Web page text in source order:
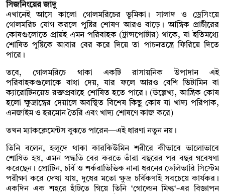
সিজনিংয়ের জাদু
এখানেই আসে কালো গোলমরিচের ভূমিকা। সালাদ ও ড্রেসিংয়ে
গোলমরিচ যোগ করলে পুষ্টির শোষণ আরও বাড়ে। আন্ত্রিক প্রাচীরের
কোষগুলোতে প্রায়ই এমন পরিবাহক (ট্রান্সপোর্টার) থাকে, যা ইতিমধ্যে
শোষিত পুষ্টিকে আবার বের করে দিয়ে তা পাচনতন্ত্রে ফিরিয়ে দিতে
পারে।
তবে, গোলমরিচে থাকা একটি রাসায়নিক উপাদান এই
পরিবাহকগুলোকে বাধা দেয়, যার ফলে আরও বেশি ভিটামিন বা
ক্যারোটিনয়েড রক্তপ্রবাহে শোষিত হতে পারে। (উল্লেখ্য, আন্ত্রিক কোষ
হলো ক্ষুদ্রান্ত্রের দেয়ালে অবস্থিত বিশেষ কিছু কোষ যা খাদ্য পরিপাক,
এনজাইম ও হরমোন তৈরি এবং খাদ্য শোষণে কাজ করে)
তখন ম্যাকক্লেমেন্টস বুঝতে পারেন—এই ধারণা নতুন নয়।
তিনি বলেন, হলুদে থাকা কারকিউমিন শরীরে কীভাবে ভালোভাবে
শোষিত হয়, এমন পদ্ধতি বের করতে তাঁরা বছরের পর বছর গবেষণা
করেছেন। প্রোটিন, চর্বি ও শর্করাভিত্তিক নানা ধরনের ডেলিভারি সিস্টেম
পরীক্ষা করে দেখা যায়, দুধের মতো ক্ষুদ্র চর্বিকণাই সবচেয়ে কার্যকর।
একদিন এক শহরে হাঁটতে গিয়ে তিনি ‘গোল্ডেন মিল্ক‘-এর বিজ্ঞাপন